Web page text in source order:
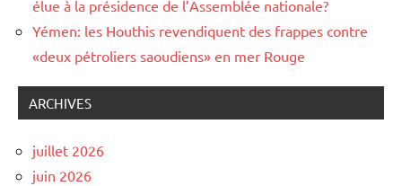
élue à la présidence de l’Assemblée nationale?
Yémen: les Houthis revendiquent des frappes contre
«deux pétroliers saoudiens» en mer Rouge
ARCHIVES
juillet 2026
juin 2026